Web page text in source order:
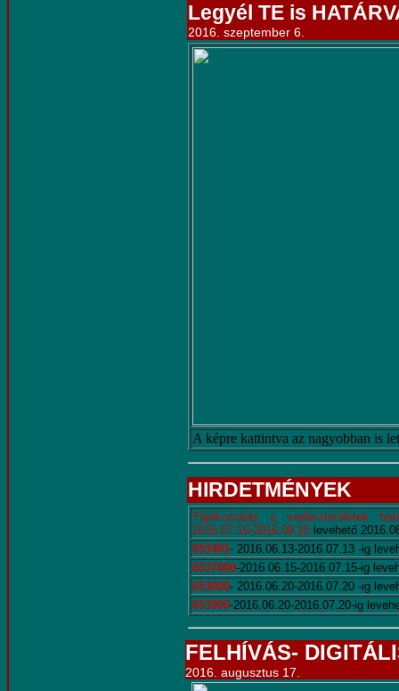
Legyél TE is
2016. szeptember 6.
A képre kattintva az nagyobban is
HIRDETMÉNYEK
Tájékoztatás a vadászterületek
2016.07.15-2016.08.15 levehető
653401- 2016.06.13-2016.07.13 -ig
6537000-2016.06.15-2016.07.15-ig
653000- 2016.06.20-2016.07.20 -ig
653900-2016.06.20-2016.07.20-ig
FELHÍVÁS-
2016. augusztus 17.